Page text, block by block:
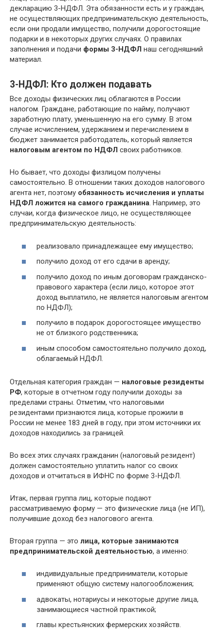
декларацию 3-НДФЛ. Эта обязанности есть и у граждан,
не осуществляющих предпринимательскую деятельность,
если они продали имущество, получили дорогостоящие
подарки и в некоторых других случаях. О правилах
заполнения и подачи формы 3-НДФЛ наш сегодняшний
материал.
3-НДФЛ: Кто должен подавать
Все доходы физических лиц облагаются в России
налогом. Граждане, работающие по найму, получают
заработную плату, уменьшенную на его сумму. В этом
случае исчислением, удержанием и перечислением в
бюджет занимается работодатель, который является
налоговым агентом по НДФЛ своих работников.
Но бывает, что доходы физлицом получены
самостоятельно. В отношении таких доходов налогового
агента нет, поэтому обязанность исчисления и уплаты
НДФЛ ложится на самого гражданина. Например, это
случаи, когда физическое лицо, не осуществляющее
предпринимательскую деятельность:
реализовало принадлежащее ему имущество;
получило доход от его сдачи в аренду;
получило доход по иным договорам гражданско-
правового характера (если лицо, которое этот
доход выплатило, не является налоговым агентом
по НДФЛ);
получило в подарок дорогостоящее имущество
не от близкого родственника;
иным способом самостоятельно получило доход,
облагаемый НДФЛ.
Отдельная категория граждан — налоговые резиденты
РФ, которые в отчетном году получили доходы за
пределами страны. Отметим, что налоговыми
резидентами признаются лица, которые прожили в
России не менее 183 дней в году, при этом источники их
доходов находились за границей.
Во всех этих случаях гражданин (налоговый резидент)
должен самостоятельно уплатить налог со своих
доходов и отчитаться в ИФНС по форме 3-НДФЛ.
Итак, первая группа лиц, которые подают
рассматриваемую форму — это физические лица (не ИП),
получившие доход без налогового агента.
Вторая группа — это лица, которые занимаются
предпринимательской деятельностью, а именно:
индивидуальные предприниматели, которые
применяют общую систему налогообложения;
адвокаты, нотариусы и некоторые другие лица,
занимающиеся частной практикой;
главы крестьянских фермерских хозяйств.